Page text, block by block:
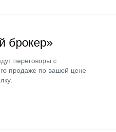
брокер»
переговоры с
продаже по вашей цене